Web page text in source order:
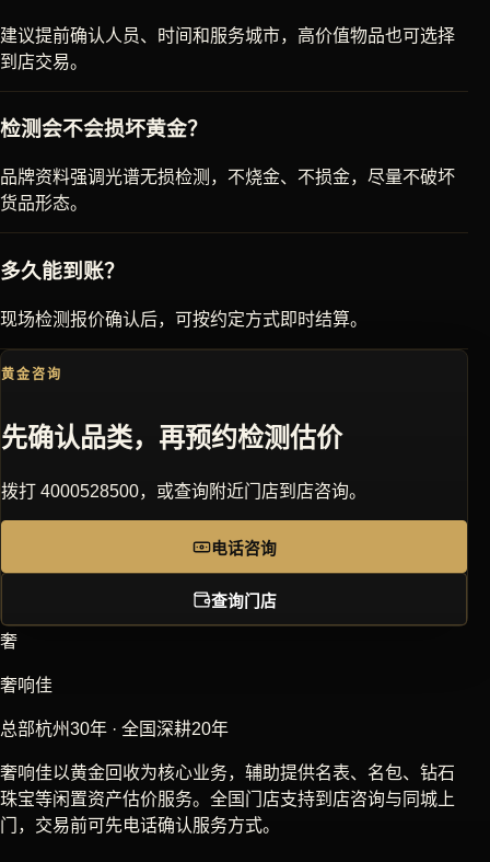
建议提前确认人员、时间和服务城市，高价值物品也可选择
到店交易。
检测会不会损坏黄金？
品牌资料强调光谱无损检测，不烧金、不损金，尽量不破坏
货品形态。
多久能到账？
现场检测报价确认后，可按约定方式即时结算。
黄金咨询
先确认品类，再预约检测估价
拨打 4000528500，或查询附近门店到店咨询。
电话咨询
查询门店
奢
奢响佳
总部杭州30年 · 全国深耕20年
奢响佳以黄金回收为核心业务，辅助提供名表、名包、钻石
珠宝等闲置资产估价服务。全国门店支持到店咨询与同城上
门，交易前可先电话确认服务方式。